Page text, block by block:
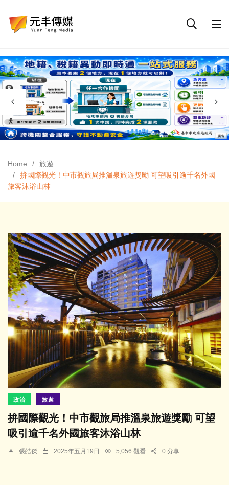
Home
旅遊
拚國際觀光！中市觀旅局推溫泉旅遊獎勵 可望吸引逾千名外國
旅客沐浴山林
政治 旅遊
拚國際觀光！中市觀旅局推溫泉旅遊獎勵 可望
吸引逾千名外國旅客沐浴山林
張皓傑 2025年五月19日 5,056 觀看 0 分享